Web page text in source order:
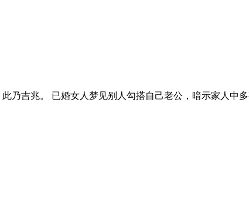
乃吉兆。 已婚女人梦见别人勾搭自己老公，暗示家人中